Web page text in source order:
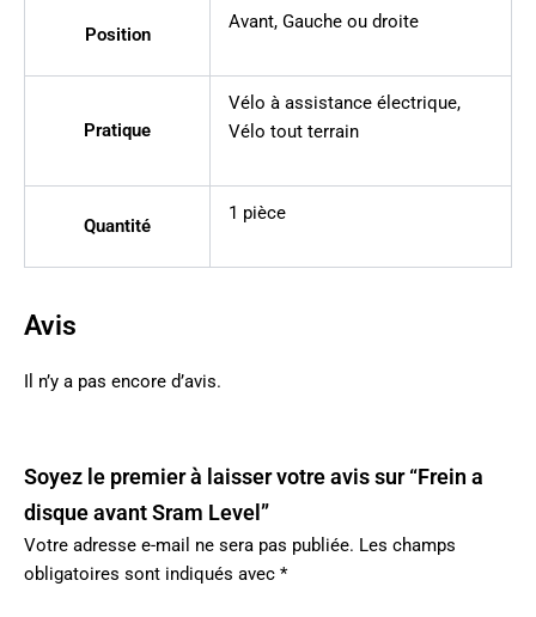
Position
Avant, Gauche ou droite
Pratique
Vélo à assistance électrique,
Vélo tout terrain
Quantité
1 pièce
Avis
Il n’y a pas encore d’avis.
Soyez le premier à laisser votre avis sur “Frein a
disque avant Sram Level”
Votre adresse e-mail ne sera pas publiée. Les champs
obligatoires sont indiqués avec *